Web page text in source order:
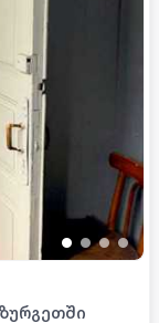
• •••